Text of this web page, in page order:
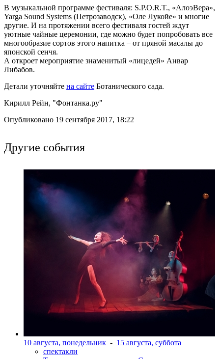
В музыкальной программе фестиваля: S.P.O.R.T., «АлоэВера»,
Yarga Sound Systems (Петрозаводск), «Оле Лукойе» и многие
другие. И на протяжении всего фестиваля гостей ждут
уютные чайные церемонии, где можно будет попробовать все
многообразие сортов этого напитка – от пряной масалы до
японской сенчя.
А откроет мероприятие знаменитый «лицедей» Анвар
Либабов.
Детали уточняйте на сайте Ботанического сада.
Кирилл Рейн, "Фонтанка.ру"
Опубликовано 19 сентября 2017, 18:22
Другие события
10 августа, понедельник - 15 августа, суббота
спектакли